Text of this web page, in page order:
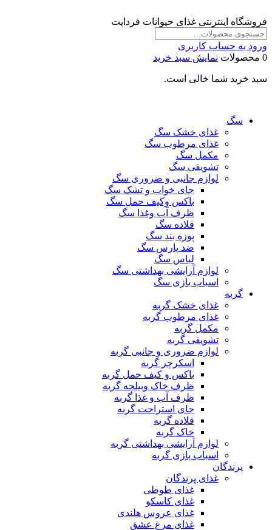
فروشگاه اینترنتی غذای حیوانات فرداپت
ورود به حساب کاربری
0 محصولات
نمایش سبد خرید
سبد خرید شما خالی است.
سگ
غذای خشک سگ
غذای مرطوب سگ
مکمل سگ
تشویقی سگ
لوازم جانبی و ضروری سگ
جای خواب و تشک سگ
باکس وکیف حمل سگ
ظرف آب وغذا سگ
قلاده سگ
پوزه بند سگ
ضد پارس سگ
لباس سگ
لوازم آرایشی بهداشتی سگ
اسباب بازی سگ
گربه
غذای خشک گربه
غذای مرطوب گربه
مکمل گربه
تشویقی گربه
لوازم ضروری و جانبی گربه
اسکرچر گربه
باکس و کیف حمل گربه
ظرف خاک وبیلچه گربه
ظرف آب و غذا گربه
جای استراحت گربه
قلاده گربه
خاک گربه
لوازم آرایشی بهداشتی گربه
اسباب بازی گربه
پرندگان
غذای پرندگان
غذای طوطی
غذای کاسکو
غذای عروس هلندی
غذای مرغ عشق